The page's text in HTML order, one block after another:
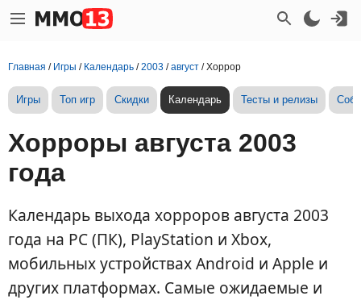
Главная / Игры / Календарь /2003 /август /Хоррор
Игры Топ игр Скидки Календарь Тесты и релизы
Хорроры августа 2003
года
Календарь выхода хорроров августа 2003
года на PC (ПК), PlayStation и Xbox,
мобильных устройствах Android и Apple и
других платформах. Самые ожидаемые и